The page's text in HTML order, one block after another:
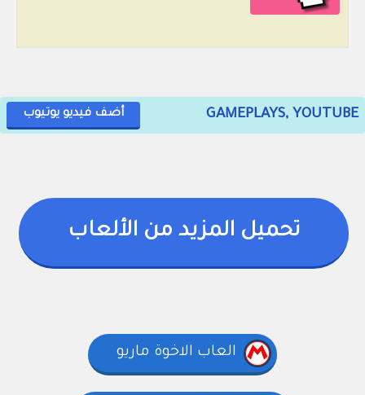
GAMEPLAYS, YOUTUBE أضف فيديو يوتيوب
تحميل المزيد من الألعاب
العاب الاخوة ماريو